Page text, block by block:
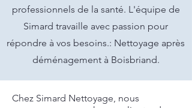
professionnels de la santé. L'équipe de
Simard travaille avec passion pour
répondre à vos besoins.: Nettoyage après
déménagement à Boisbriand.
Chez Simard Nettoyage, nous